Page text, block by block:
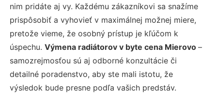
nim pridáte aj vy. Každému zákazníkovi sa snažíme
prispôsobiť a vyhovieť v maximálnej možnej miere,
pretože vieme, že osobný prístup je kľúčom k
úspechu. Výmena radiátorov v byte cena Mierovo –
samozrejmosťou sú aj odborné konzultácie či
detailné poradenstvo, aby ste mali istotu, že
výsledok bude presne podľa vašich predstáv.